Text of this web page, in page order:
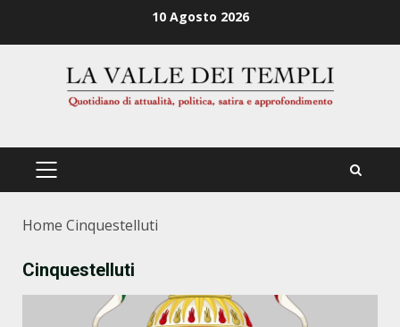
10 Agosto 2026
PRIMÄRES
Home Cinquestelluti
Cinquestelluti